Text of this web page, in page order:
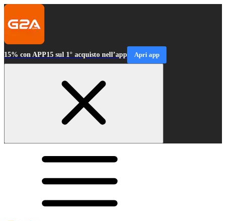
15% con APP15 sul 1° acquisto nell’app Apri app